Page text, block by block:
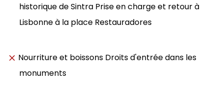
historique de Sintra Prise en charge et retour à
Lisbonne à la place Restauradores
Nourriture et boissons Droits d'entrée dans les
monuments